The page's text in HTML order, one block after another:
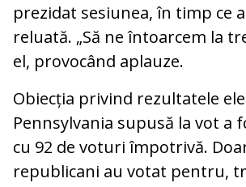
prezidat sesiunea, în timp ce
reluată. „Să ne întoarcem la
el, provocând aplauze.
Obiecția privind rezultatele
Pennsylvania supusă la vot a
cu 92 de voturi împotrivă.
republicani au votat pentru,